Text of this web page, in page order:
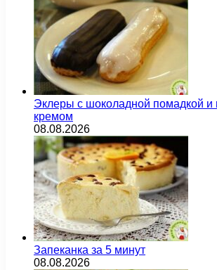
Эклеры с шоколадной помадкой
кремом
08.08.2026
Запеканка за 5 минут
08.08.2026